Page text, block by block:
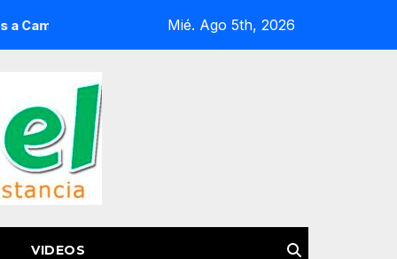
Miseria Guardia Civil fortalece su capacidad
Mié. Ago 5th, 2026
VIDEOS